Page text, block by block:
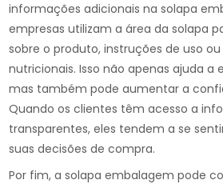
informações adicionais na solapa
empresas utilizam a área da solapa
sobre o produto, instruções de uso
nutricionais. Isso não apenas ajuda a
mas também pode aumentar a
Quando os clientes têm acesso a
transparentes, eles tendem a se
suas decisões de compra.
Por fim, a solapa embalagem pode